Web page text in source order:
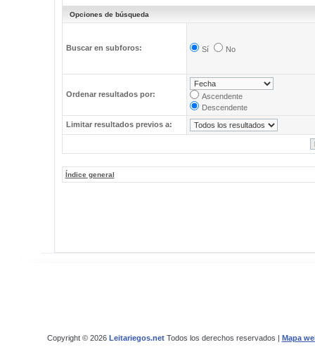
Opciones de búsqueda
Buscar en subforos: Sí No
Ordenar resultados por:
Ascendente
Descendente
Limitar resultados previos a:
Índice general
Copyright © 2026 Leitariegos.netTodos los derechos reservados | Mapa